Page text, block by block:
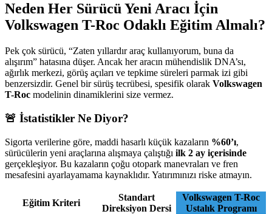
Neden Her Sürücü Yeni Aracı İçin
Volkswagen T-Roc Odaklı Eğitim Almalı?
Pek çok sürücü, “Zaten yıllardır araç kullanıyorum, buna da
alışırım” hatasına düşer. Ancak her aracın mühendislik DNA’sı,
ağırlık merkezi, görüş açıları ve tepkime süreleri parmak izi gibi
benzersizdir. Genel bir sürüş tecrübesi, spesifik olarak Volkswagen
T-Roc modelinin dinamiklerini size vermez.
🚨 İstatistikler Ne Diyor?
Sigorta verilerine göre, maddi hasarlı küçük kazaların %60’ı,
sürücülerin yeni araçlarına alışmaya çalıştığı ilk 2 ay içerisinde
gerçekleşiyor. Bu kazaların çoğu otopark manevraları ve fren
mesafesini ayarlayamama kaynaklıdır. Yatırımınızı riske atmayın.
Eğitim Kriteri
Standart
Direksiyon Dersi
Volkswagen T-Roc
Ustalık Programı